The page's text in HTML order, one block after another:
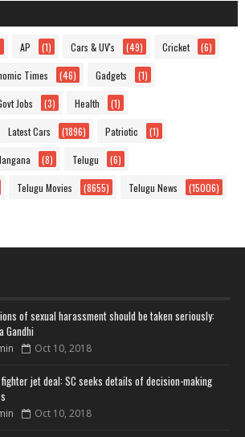
AP (1) Cars & UV's (49) Cricket (6)
Times (46) Gadgets (1)
Jobs (3) Health (1)
Latest Cars (1896) Patriotic (1)
(8) Telugu (6)
Telugu Movies (8655) Telugu News (15006)
of sexual harassment should be taken seriously:
Gandhi
Oct 10, 2018
jet deal: SC seeks details of decision-making
Oct 10, 2018